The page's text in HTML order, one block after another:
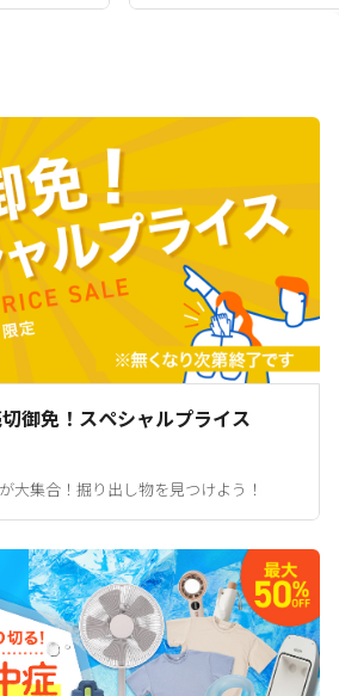
御免！スペシャルプライス
大集合！掘り出し物を見つけよう！